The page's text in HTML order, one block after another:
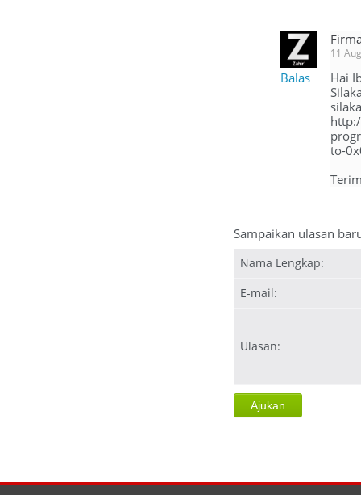
Balas
11
Hai
to-
Sampaikan ulasan
Nama Lengkap:
E-mail:
Ulasan: